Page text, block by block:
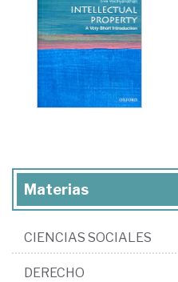
Materias
CIENCIAS SOCIALES
DERECHO